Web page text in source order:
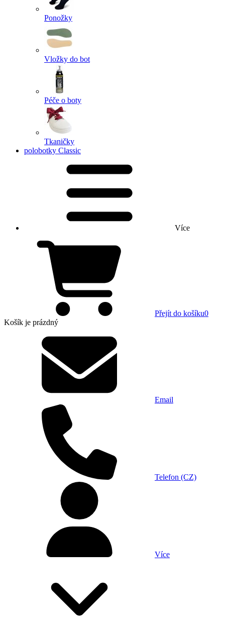
Ponožky
Vložky do bot
Péče o boty
Tkaničky
polobotky Classic
Více
Přejít do košíku0
Košík je prázdný
Email
Telefon (CZ)
Více